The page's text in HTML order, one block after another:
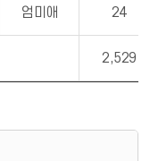
엄미애 24
2,529